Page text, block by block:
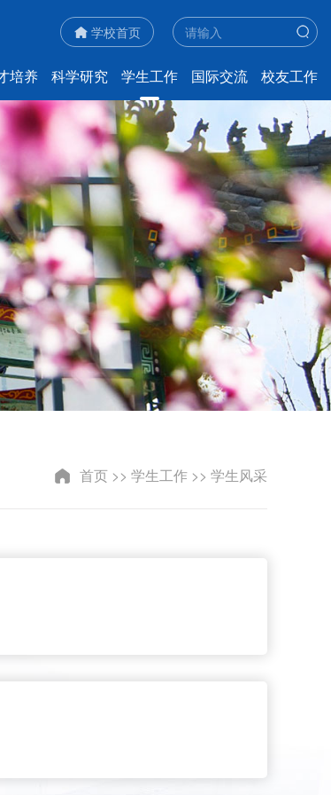
学校首页
培养 科学研究 学生工作 国际交流 校友工作
首页 >> 学生工作 >> 学生风采